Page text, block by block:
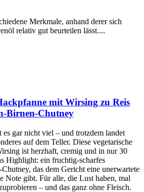
Merkmale, anhand derer sich
relativ gut beurteilen lässt....
mit Wirsing zu Reis
Birnen-Chutney
es gar nicht viel – und trotzdem landet
auf dem Teller. Diese vegetarische
ist herzhaft, cremig und in nur 30
Highlight: ein fruchtig-scharfes
das dem Gericht eine unerwartete
Note gibt. Für alle, die Lust haben, mal
– und das ganz ohne Fleisch.